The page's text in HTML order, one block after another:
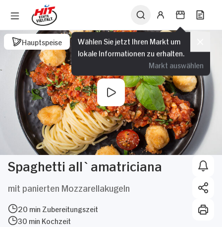
Wählen Sie jetzt Ihren Markt um
lokale Informationen zu erhalten.
Markt auswählen
Hauptspeise
Spaghetti all`amatriciana
mit panierten Mozzarellakugeln
20 min Zubereitungszeit
30 min Kochzeit